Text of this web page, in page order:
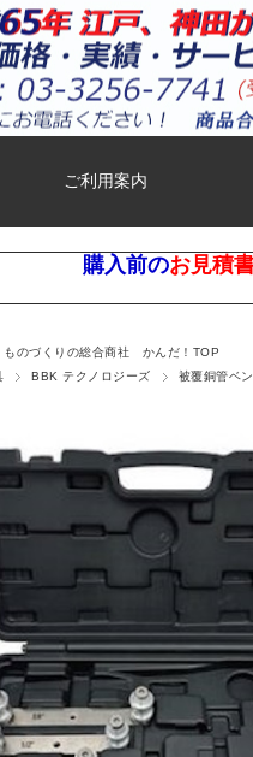
ご利用案内
購入前のお見積
ものづくりの総合商社 かんだ！TOP
BBK テクノロジーズ 被覆銅管ベ